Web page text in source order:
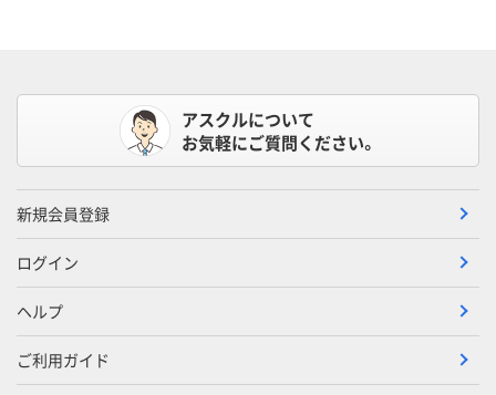
アスクルについて
お気軽にご質問ください。
新規会員登録
ログイン
ヘルプ
ご利用ガイド